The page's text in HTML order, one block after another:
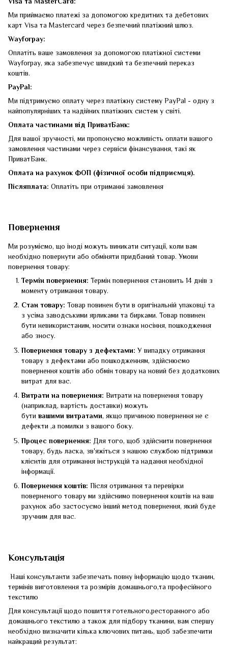
Ми приймаємо платежі за допомогою кредитних та дебетових
карт Visa та Mastercard через безпечний платіжний шлюз.
Wayforpay:
Оплатіть ваше замовлення за допомогою платіжної системи
Wayforpay, яка забезпечує швидкий та безпечний переказ
коштів.
PayPal:
Ми підтримуємо оплату через платіжну систему PayPal - одну з
найпопулярніших та надійних платіжних систем у світі.
Оплата частинами від ПриватБанк:
Для вашої зручності, ми пропонуємо можливість оплати вашого
замовлення частинами через сервіси фінансування, такі як
ПриватБанк.
Оплата на рахунок ФОП (фізичної особи підприємця).
Післяплата: Оплатіть при отриманні замовлення
Повернення
Ми розуміємо, що іноді можуть виникати ситуації, коли вам
необхідно повернути або обміняти придбаний товар. Умови
повернення товару:
Термін повернення: Термін повернення становить 14 днів з
моменту отримання товару.
Стан товару: Товар повинен бути в оригінальній упаковці та
з усіма заводськими ярликами та бирками. Товар повинен
бути невикористаним, носити ознаки носіння, пошкодження
або зносу.
Повернення товару з дефектами:У випадку отримання
товару з дефектами або пошкодженням, здійснюємо
повернення коштів або обмін товару на новий без додаткових
витрат для вас.
Витрати на повернення: Витрати на повернення товару
(наприклад, вартість доставки) можуть
бути вашими витратами, якщо причиною повернення не є
дефекти ,а помилки з вашого боку.
Процес повернення: Для того, щоб здійснити повернення
товару, будь ласка, зв'яжіться з нашою службою підтримки
клієнтів для отримання інструкцій та надання необхідної
інформації.
Повернення коштів: Після отримання та перевірки
поверненого товару ми здійснимо повернення коштів на ваш
рахунок або застосуємо інший метод повернення, який буде
зручним для вас.
Консультація
Наші консультанти забезпечать повну інформацію щодо тканин,
термінів виготовлення та розмірів домашнього,та професійного
текстилю
Для консультації щодо пошиття готельного,ресторанного або
домашнього текстилю а також для підбору тканини, вам спершу
необхідно визначити кілька ключових питань, щоб забезпечити
найкращий результат: